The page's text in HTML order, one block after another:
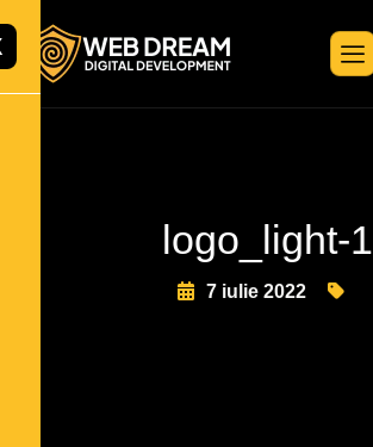
logo_light-1
7 iulie 2022